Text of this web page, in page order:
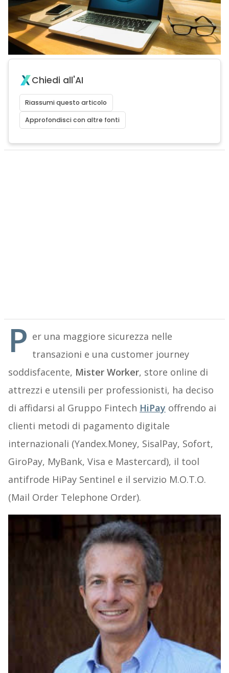
Chiedi all'AI
Riassumi questo articolo
Approfondisci con altre fonti
P er una maggiore sicurezza nelle
transazioni e una customer journey
soddisfacente, Mister Worker, store online di
attrezzi e utensili per professionisti, ha deciso
di affidarsi al Gruppo Fintech HiPay offrendo ai
clienti metodi di pagamento digitale
internazionali (Yandex.Money, SisalPay, Sofort,
GiroPay, MyBank, Visa e Mastercard), il tool
antifrode HiPay Sentinel e il servizio M.O.T.O.
(Mail Order Telephone Order).